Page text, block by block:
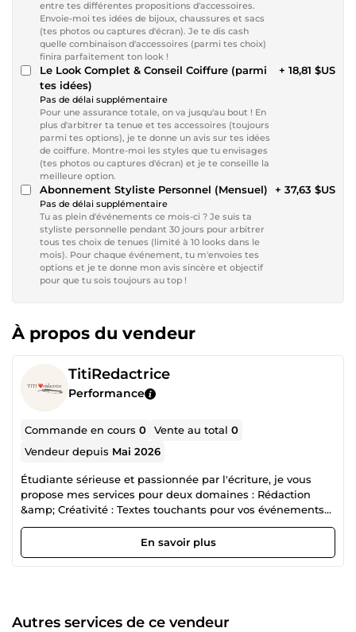
entre tes différentes propositions d'accessoires.
Envoie-moi tes idées de bijoux, chaussures et sacs
(tes photos ou captures d'écran). Je te dis cash
quelle combinaison d'accessoires (parmi tes choix)
finira parfaitement ton look !
Le Look Complet & Conseil Coiffure (parmi
tes idées)
Pas de délai supplémentaire
Pour une assurance totale, on va jusqu'au bout ! En
plus d'arbitrer ta tenue et tes accessoires (toujours
parmi tes options), je te donne un avis sur tes idées
de coiffure. Montre-moi les styles que tu envisages
(tes photos ou captures d'écran) et je te conseille la
meilleure option.
+ 18,81 $US
Abonnement Styliste Personnel (Mensuel)
Pas de délai supplémentaire
Tu as plein d'événements ce mois-ci ? Je suis ta
styliste personnelle pendant 30 jours pour arbitrer
tous tes choix de tenues (limité à 10 looks dans le
mois). Pour chaque événement, tu m'envoies tes
options et je te donne mon avis sincère et objectif
pour que tu sois toujours au top !
+ 37,63 $US
À propos du vendeur
TitiRedactrice
Performance
Commande en cours0 Vente au total0
Vendeur depuis Mai 2026
Étudiante sérieuse et passionnée par l'écriture, je vous
propose mes services pour deux domaines : Rédaction
&amp; Créativité : Textes touchants pour vos événements
(anniversaires🎂🥳, fêtes☺️, textes amoureux🥰❤️) ou
contenus percutants pour vos réseaux sociaux.☺️ Soutien
Scolaire (SVT) : Aide à la compréhension et à la réussite de
En savoir plus
Autres services de ce vendeur